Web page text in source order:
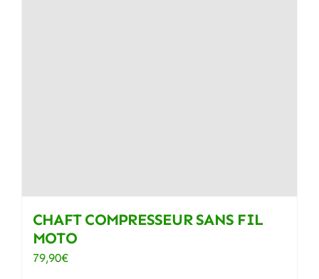
CHAFT COMPRESSEUR SANS FIL
MOTO
79,90€